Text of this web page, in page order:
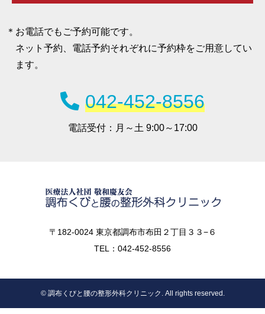
お電話でもご予約可能です。
ネット予約、電話予約それぞれに予約枠をご用意してい
ます。
042-452-8556
電話受付： 月～土 9:00～17:00
〒182-0024 東京都調布市布田２丁目３３−６
TEL：042-452-8556
© 調布くびと腰の整形外科クリニック. All rights reserved.